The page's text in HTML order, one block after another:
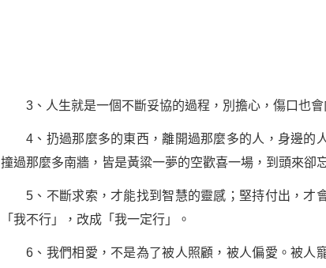
3、人生就是一個不斷妥協的過程，別擔心，傷口也會
4、扔過那麼多的東西，離開過那麼多的人，身邊的
撞過那麼多南牆，皆是黃粱一夢的空歡喜一場，到頭來卻
5、不斷求索，才能找到智慧的靈感； 堅持付出，才
「我不行」，改成「我一定行」。
6、我們相愛，不是為了被人照顧，被人偏愛。被人寵